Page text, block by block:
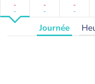
-
-
-
-
-
-
Journée